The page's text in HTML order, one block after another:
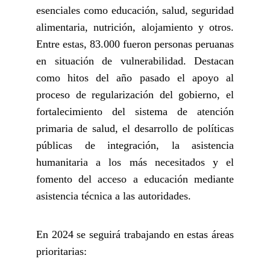
esenciales como educación, salud, seguridad
alimentaria, nutrición, alojamiento y otros.
Entre estas, 83.000 fueron personas peruanas
en situación de vulnerabilidad. Destacan
como hitos del año pasado el apoyo al
proceso de regularización del gobierno, el
fortalecimiento del sistema de atención
primaria de salud, el desarrollo de políticas
públicas de integración, la asistencia
humanitaria a los más necesitados y el
fomento del acceso a educación mediante
asistencia técnica a las autoridades.
En 2024 se seguirá trabajando en estas áreas
prioritarias: